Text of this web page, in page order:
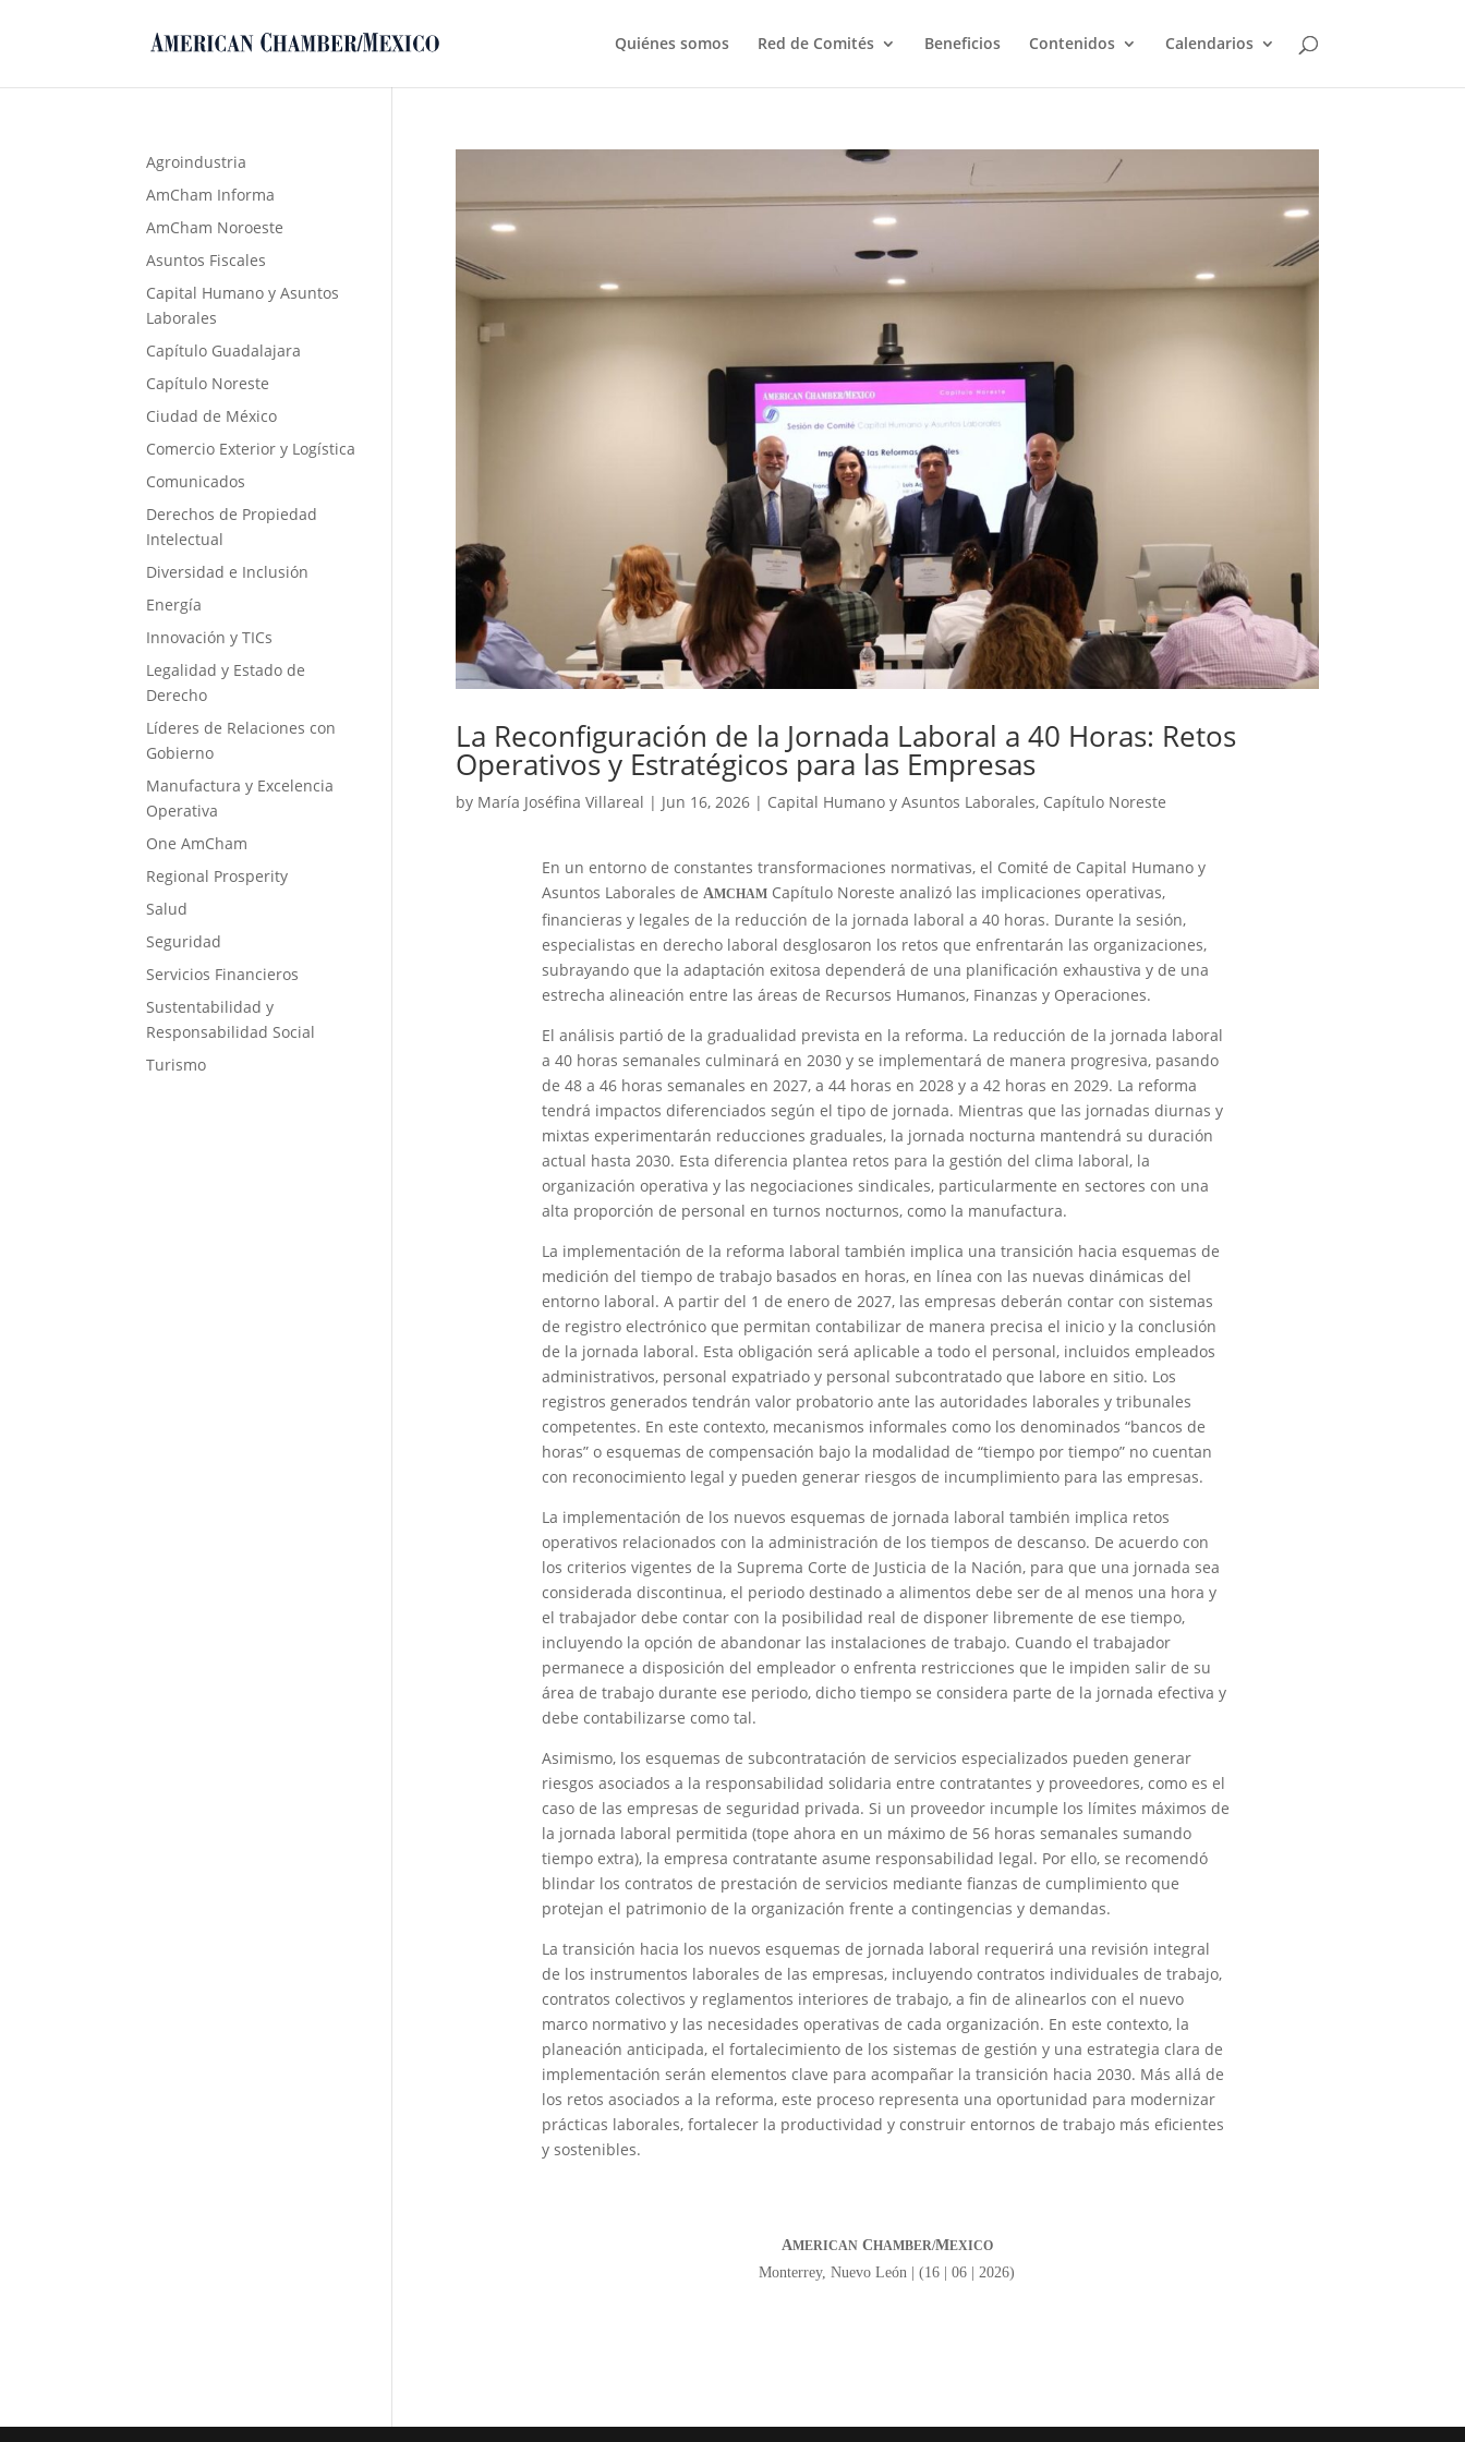
Quiénes somos Red de Comités Beneficios Contenidos Calendarios
La Reconfiguración de la Jornada Laboral a 40 Horas: Retos
Operativos y Estratégicos para las Empresas
by María Joséfina Villareal | Jun 16, 2026| Capital Humano y Asuntos Laborales, Capítulo Noreste
En un entorno de constantes transformaciones normativas, el Comité de Capital Humano y
Asuntos Laborales de AMCHAM Capítulo Noreste analizó las implicaciones operativas,
financieras y legales de la reducción de la jornada laboral a 40 horas. Durante la sesión,
especialistas en derecho laboral desglosaron los retos que enfrentarán las organizaciones,
subrayando que la adaptación exitosa dependerá de una planificación exhaustiva y de una
estrecha alineación entre las áreas de Recursos Humanos, Finanzas y Operaciones.
El análisis partió de la gradualidad prevista en la reforma. La reducción de la jornada laboral
a 40 horas semanales culminará en 2030 y se implementará de manera progresiva, pasando
de 48 a 46 horas semanales en 2027, a 44 horas en 2028 y a 42 horas en 2029. La reforma
tendrá impactos diferenciados según el tipo de jornada. Mientras que las jornadas diurnas y
mixtas experimentarán reducciones graduales, la jornada nocturna mantendrá su duración
actual hasta 2030. Esta diferencia plantea retos para la gestión del clima laboral, la
organización operativa y las negociaciones sindicales, particularmente en sectores con una
alta proporción de personal en turnos nocturnos, como la manufactura.
La implementación de la reforma laboral también implica una transición hacia esquemas de
medición del tiempo de trabajo basados en horas, en línea con las nuevas dinámicas del
entorno laboral. A partir del 1 de enero de 2027, las empresas deberán contar con sistemas
de registro electrónico que permitan contabilizar de manera precisa el inicio y la conclusión
de la jornada laboral. Esta obligación será aplicable a todo el personal, incluidos empleados
administrativos, personal expatriado y personal subcontratado que labore en sitio. Los
registros generados tendrán valor probatorio ante las autoridades laborales y tribunales
competentes. En este contexto, mecanismos informales como los denominados “bancos de
horas” o esquemas de compensación bajo la modalidad de “tiempo por tiempo” no cuentan
con reconocimiento legal y pueden generar riesgos de incumplimiento para las empresas.
La implementación de los nuevos esquemas de jornada laboral también implica retos
operativos relacionados con la administración de los tiempos de descanso. De acuerdo con
los criterios vigentes de la Suprema Corte de Justicia de la Nación, para que una jornada sea
considerada discontinua, el periodo destinado a alimentos debe ser de al menos una hora y
el trabajador debe contar con la posibilidad real de disponer libremente de ese tiempo,
incluyendo la opción de abandonar las instalaciones de trabajo. Cuando el trabajador
permanece a disposición del empleador o enfrenta restricciones que le impiden salir de su
área de trabajo durante ese periodo, dicho tiempo se considera parte de la jornada efectiva y
debe contabilizarse como tal.
Asimismo, los esquemas de subcontratación de servicios especializados pueden generar
riesgos asociados a la responsabilidad solidaria entre contratantes y proveedores, como es el
caso de las empresas de seguridad privada. Si un proveedor incumple los límites máximos de
la jornada laboral permitida (tope ahora en un máximo de 56 horas semanales sumando
tiempo extra), la empresa contratante asume responsabilidad legal. Por ello, se recomendó
blindar los contratos de prestación de servicios mediante fianzas de cumplimiento que
protejan el patrimonio de la organización frente a contingencias y demandas.
La transición hacia los nuevos esquemas de jornada laboral requerirá una revisión integral
de los instrumentos laborales de las empresas, incluyendo contratos individuales de trabajo,
contratos colectivos y reglamentos interiores de trabajo, a fin de alinearlos con el nuevo
marco normativo y las necesidades operativas de cada organización. En este contexto, la
planeación anticipada, el fortalecimiento de los sistemas de gestión y una estrategia clara de
implementación serán elementos clave para acompañar la transición hacia 2030. Más allá de
los retos asociados a la reforma, este proceso representa una oportunidad para modernizar
prácticas laborales, fortalecer la productividad y construir entornos de trabajo más eficientes
y sostenibles.
AMERICANCHAMBER/MEXICO
Monterrey, Nuevo León | (16 | 06 | 2026)
Agroindustria
AmCham Informa
AmCham Noroeste
Asuntos Fiscales
Capital Humano y Asuntos
Laborales
Capítulo Guadalajara
Capítulo Noreste
Ciudad de México
Comercio Exterior y Logística
Comunicados
Derechos de Propiedad
Intelectual
Diversidad e Inclusión
Energía
Innovación y TICs
Legalidad y Estado de
Derecho
Líderes de Relaciones con
Gobierno
Manufactura y Excelencia
Operativa
One AmCham
Regional Prosperity
Salud
Seguridad
Servicios Financieros
Sustentabilidad y
Responsabilidad Social
Turismo